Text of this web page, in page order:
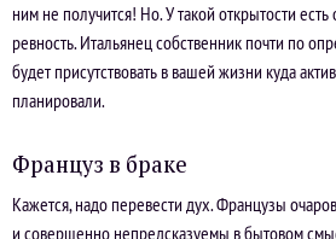
ним не получится! Но. У такой открытости есть
ревность. Итальянец собственник почти по
будет присутствовать в вашей жизни куда
планировали.
Француз в браке
Кажется, надо перевести дух. Французы
и совершенно непредсказуемы в бытовом